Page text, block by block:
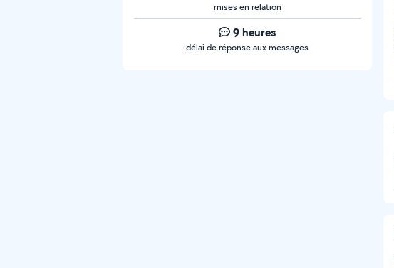
mises en relation
9 heures
délai de réponse aux messages